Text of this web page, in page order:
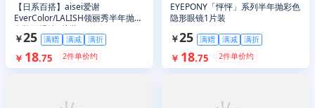
【日系百搭】aisei爱谢
EverColor/LALISH领丽秀半年抛彩
色隐形眼镜1片装
￥25 满赠 满减 满折
￥ 18.75 2件单价约
EYEPONY「怦怦」系列半年抛彩色
隐形眼镜1片装
￥25 满赠 满减 满折
￥ 18.75 2件单价约